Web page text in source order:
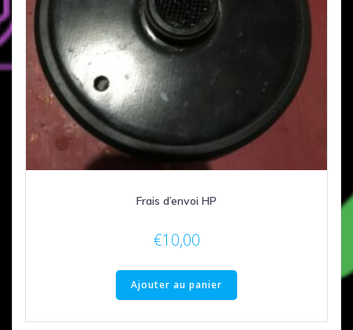
Frais d’envoi HP
€10,00
Ajouter au panier